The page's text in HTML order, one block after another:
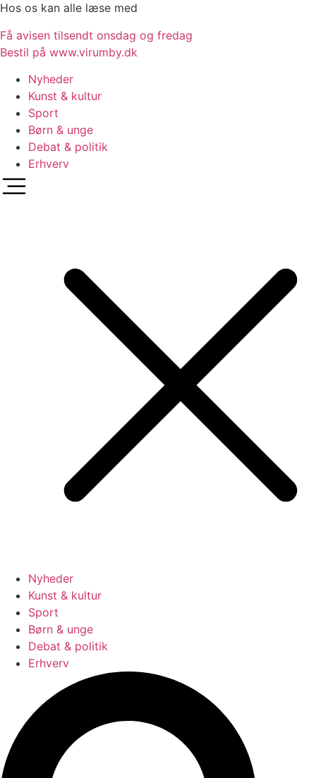
Hos os kan alle læse med
Få avisen tilsendt onsdag og fredag
Bestil på www.virumby.dk
Nyheder
Kunst & kultur
Sport
Børn & unge
Debat & politik
Erhverv
Nyheder
Kunst & kultur
Sport
Børn & unge
Debat & politik
Erhverv